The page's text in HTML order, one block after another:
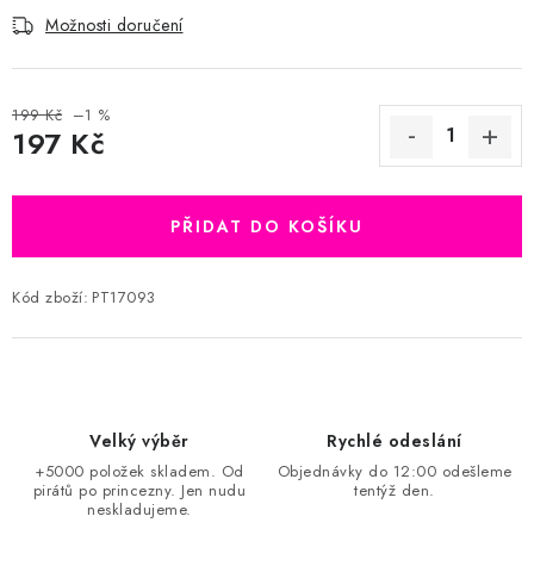
Možnosti doručení
199 Kč –1 %
197 Kč
PŘIDAT DO KOŠÍKU
Kód zboží: PT17093
Velký výběr
+5000 položek skladem. Od
pirátů po princezny. Jen nudu
neskladujeme.
Rychlé odeslání
Objednávky do 12:00 odešleme
tentýž den.